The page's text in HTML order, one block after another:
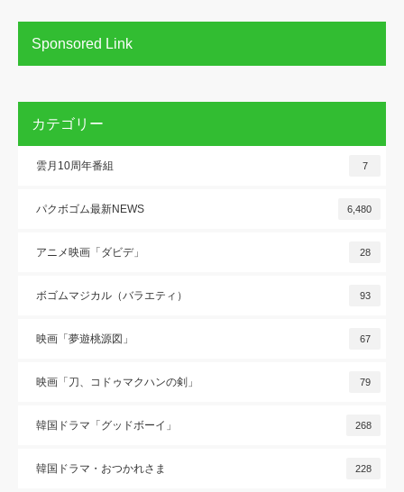
Sponsored Link
カテゴリー
雲月10周年番組 7
パクボゴム最新NEWS 6,480
アニメ映画「ダビデ」 28
ボゴムマジカル（バラエティ） 93
映画「夢遊桃源図」 67
映画「刀、コドゥマクハンの剣」 79
韓国ドラマ「グッドボーイ」 268
韓国ドラマ・おつかれさま 228